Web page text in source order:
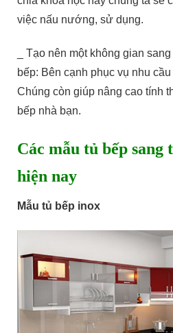
việc nấu nướng, sử dụng.
_ Tạo nên một không gian
bếp: Bên cạnh phục vụ nhu
Chúng còn giúp nâng cao tính
bếp nhà bạn.
Các mẫu tủ bếp
hiện nay
Mẫu tủ bếp inox